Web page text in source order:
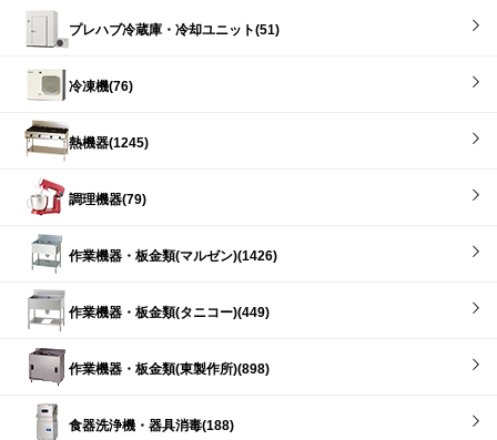
プレハブ冷蔵庫・冷却ユニット(51)
冷凍機(76)
熱機器(1245)
調理機器(79)
作業機器・板金類(マルゼン)(1426)
作業機器・板金類(タニコー)(449)
作業機器・板金類(東製作所)(898)
食器洗浄機・器具消毒(188)